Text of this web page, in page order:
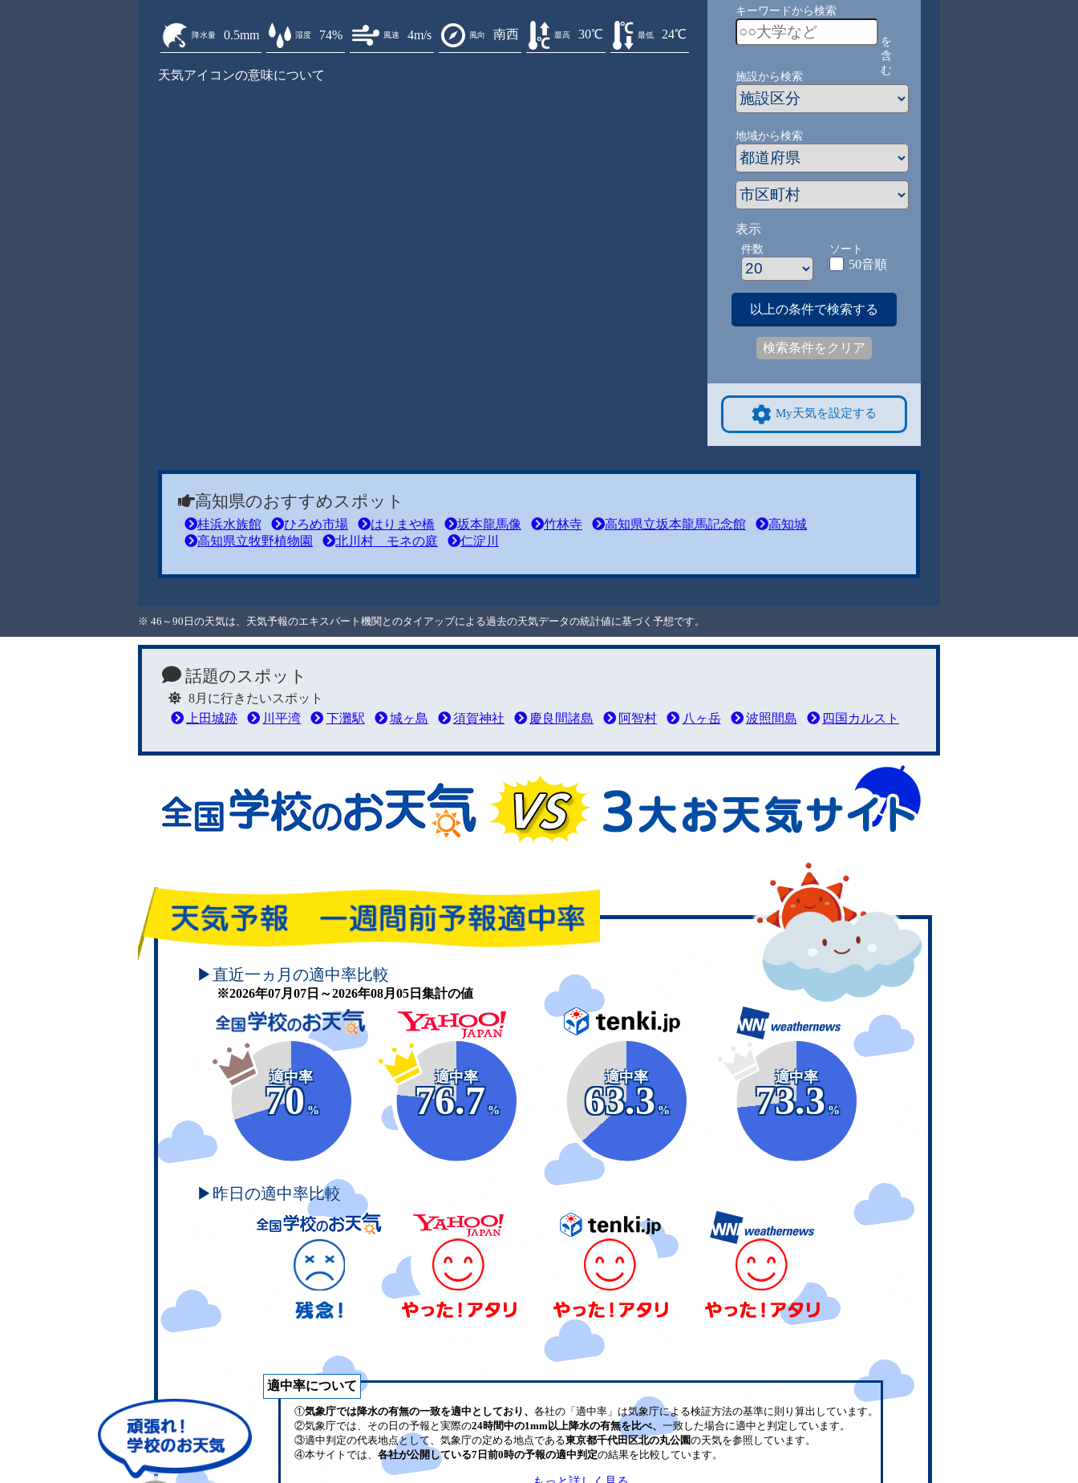
降水量 0.5mm 湿度 74% 風速 4m/s 風向 南西 最高 30℃ 最低 24℃
天気アイコンの意味について
キーワードから検索
を
含
む
施設から検索
地域から検索
表示
件数 ソート
50音順
以上の条件で検索する
検索条件をクリア
My天気を設定する
高知県のおすすめスポット
桂浜水族館 ひろめ市場 はりまや橋 坂本龍馬像 竹林寺 高知県立坂本龍馬記念館
高知城
高知県立牧野植物園
北川村 モネの庭 仁淀川
※ 46～90日の天気は、天気予報のエキスパート機関とのタイアップによる過去の天気データの統計値に基づく予想です。
話題のスポット
8月に行きたいスポット
上田城跡
川平湾 下灘駅 城ヶ島 須賀神社 慶良間諸島 阿智村 八ヶ岳 波照間島 四国カルスト
頑張れ！学校のお天気
▶直近一ヵ月の適中率比較
※2026年07月07日～2026年08月05日集計の値
適中率
70
%
適中率
76.7
%
適中率
63.3
%
適中率
73.3
%
▶昨日の適中率比較
適中率について
①気象庁では降水の有無の一致を適中としており、 各社の「適中率」は気象庁による検証方法の基準に則り算出しています。
②気象庁では、その日の予報と実際の24時間中の1mm以上降水の有無を比べ、 一致した場合に適中と判定しています。
③適中判定の代表地点として、気象庁の定める地点である東京都千代田区北の丸公園の天気を参照しています。
④本サイトでは、 各社が公開している7日前0時の予報の適中判定の結果を比較しています。